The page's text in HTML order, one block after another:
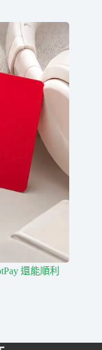
還能順利